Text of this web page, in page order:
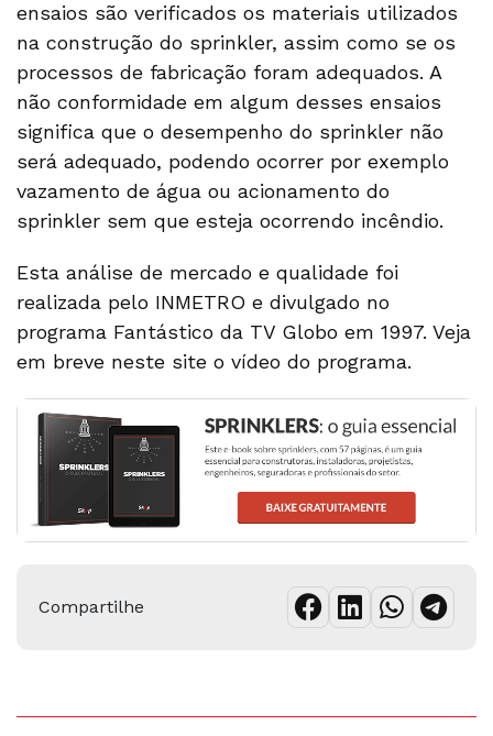
ensaios são verificados os materiais utilizados
na construção do sprinkler, assim como se os
processos de fabricação foram adequados. A
não conformidade em algum desses ensaios
significa que o desempenho do sprinkler não
será adequado, podendo ocorrer por exemplo
vazamento de água ou acionamento do
sprinkler sem que esteja ocorrendo incêndio.
Esta análise de mercado e qualidade foi
realizada pelo INMETRO e divulgado no
programa Fantástico da TV Globo em 1997. Veja
em breve neste site o vídeo do programa.
Compartilhe